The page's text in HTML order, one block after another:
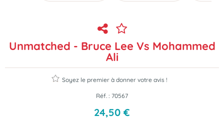
Unmatched - Bruce Lee Vs Mohammed
Ali
Soyez le premier à donner votre avis !
Réf. : 70567
24,50 €